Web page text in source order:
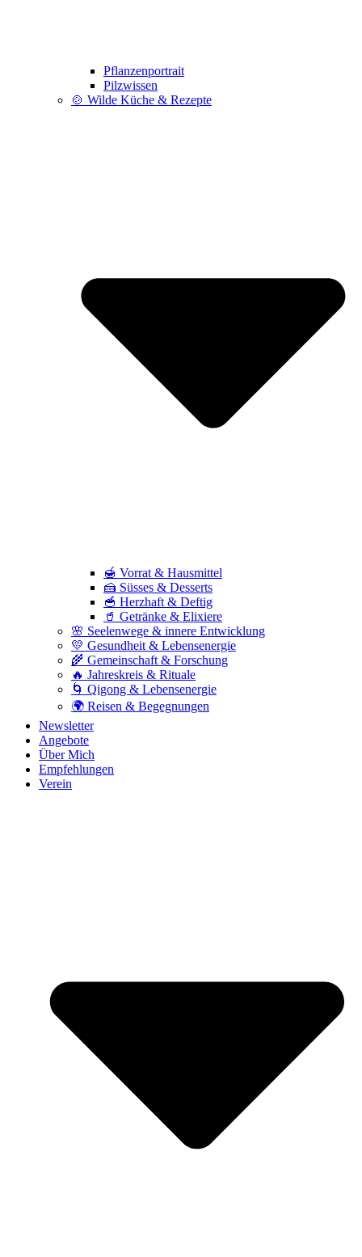
Pflanzenportrait
Pilzwissen
🍲 Wilde Küche & Rezepte
🍯 Vorrat & Hausmittel
🍰 Süsses & Desserts
🥣 Herzhaft & Deftig
🥤 Getränke & Elixiere
🌸 Seelenwege & innere Entwicklung
💛 Gesundheit & Lebensenergie
🌾 Gemeinschaft & Forschung
🔥 Jahreskreis & Rituale
🌀 Qigong & Lebensenergie
🌍 Reisen & Begegnungen
Newsletter
Angebote
Über Mich
Empfehlungen
Verein